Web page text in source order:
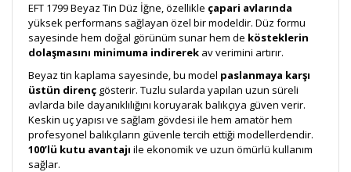
EFT 1799 Beyaz Tin Düz İğne, özellikle çapari avlarında
yüksek performans sağlayan özel bir modeldir. Düz formu
sayesinde hem doğal görünüm sunar hem de kösteklerin
dolaşmasını minimuma indirerek av verimini artırır.
Beyaz tin kaplama sayesinde, bu model paslanmaya karşı
üstün direnç gösterir. Tuzlu sularda yapılan uzun süreli
avlarda bile dayanıklılığını koruyarak balıkçıya güven verir.
Keskin uç yapısı ve sağlam gövdesi ile hem amatör hem
profesyonel balıkçıların güvenle tercih ettiği modellerdendir.
100’lü kutu avantajı ile ekonomik ve uzun ömürlü kullanım
sağlar.